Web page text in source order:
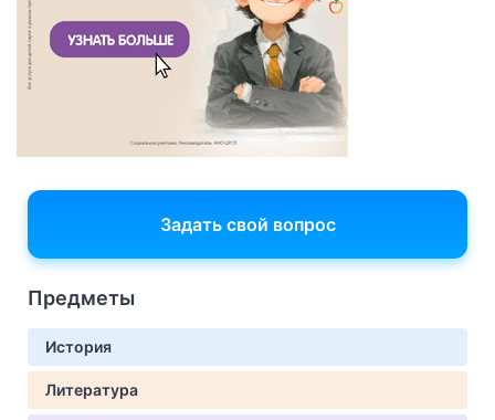
Задать свой вопрос
Предметы
История
Литература